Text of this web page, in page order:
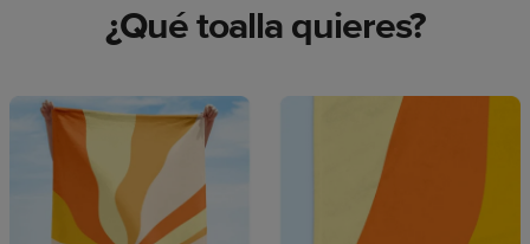
¿Qué toalla quieres?